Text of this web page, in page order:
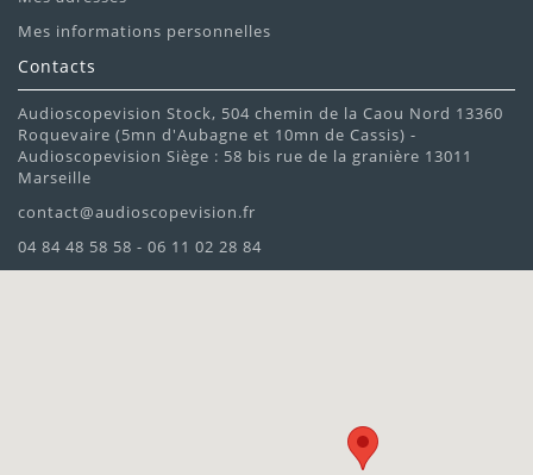
Mes informations personnelles
Contacts
Audioscopevision Stock, 504 chemin de la Caou Nord 13360
Roquevaire (5mn d'Aubagne et 10mn de Cassis) -
Audioscopevision Siège : 58 bis rue de la granière 13011
Marseille
contact@audioscopevision.fr
04 84 48 58 58 - 06 11 02 28 84